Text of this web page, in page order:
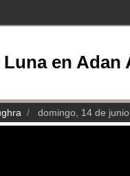
Luna en
domingo, 14 de